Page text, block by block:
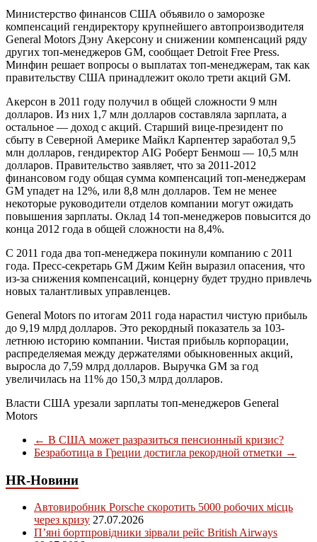
Министерство финансов США объявило о заморозке
компенсаций гендиректору крупнейшего автопроизводителя
General Motors Дэну Акерсону и снижении компенсаций ряду
других топ-менеджеров GM, сообщает Detroit Free Press.
Минфин решает вопросы о выплатах топ-менеджерам, так как
правительству США принадлежит около трети акций GM.
Акерсон в 2011 году получил в общей сложности 9 млн
долларов. Из них 1,7 млн долларов составляла зарплата, а
остальное — доход с акций. Старший вице-президент по
сбыту в Северной Америке Майкл Карпентер заработал 9,5
млн долларов, гендиректор AIG Роберт Бенмош — 10,5 млн
долларов. Правительство заявляет, что за 2011-2012
финансовом году общая сумма компенсаций топ-менеджерам
GM упадет на 12%, или 8,8 млн долларов. Тем не менее
некоторые руководители отделов компании могут ожидать
повышения зарплаты. Оклад 14 топ-менеджеров повысится до
конца 2012 года в общей сложности на 8,4%.
С 2011 года два топ-менеджера покинули компанию с 2011
года. Пресс-секретарь GM Джим Кейн выразил опасения, что
из-за снижения компенсаций, концерну будет трудно привлечь
новых талантливых управленцев.
General Motors по итогам 2011 года нарастил чистую прибыль
до 9,19 млрд долларов. Это рекордный показатель за 103-
летнюю историю компании. Чистая прибыль корпорации,
распределяемая между держателями обыкновенных акций,
выросла до 7,59 млрд долларов. Выручка GM за год
увеличилась на 11% до 150,3 млрд долларов.
Власти США урезали зарплаты топ-менеджеров General
Motors
← В США может разразиться пенсионный кризис?
Безработица в Греции достигла рекордной отметки →
HR-Новини
Автовиробник Porsche скоротить 5000 робочих місць
через кризу 27.07.2026
П’яні бортпровідники зірвали рейс British Airways